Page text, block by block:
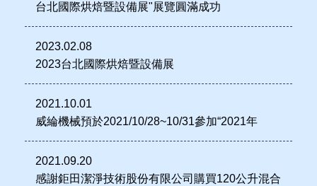
台北國際烘焙暨設備展"展覽圓滿成功
2023.02.08
2023台北國際烘焙暨設備展
2021.10.01
威綸機械預於2021/10/28~10/31參加“2021年
2021.09.20
感謝鉅田潔淨技術股份有限公司購買120公升混合